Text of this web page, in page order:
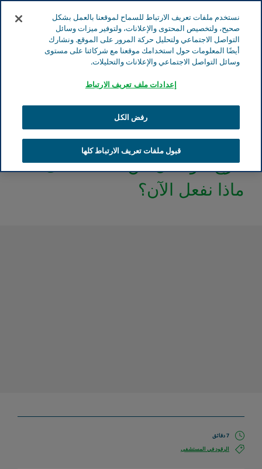
انتقل إلى المحتوى الرئيسي
خرَجَ الوالدان من المستشفى – ماذا نفعل الآن؟
خرَجَ الوالدان من المستشفى –
ماذا نفعل الآن؟
7 دقائق
الرقود في المستشفى
نستخدم ملفات تعريف الارتباط للسماح لموقعنا بالعمل بشكل
صحيح، ولتخصيص المحتوى والإعلانات، ولتوفير ميزات وسائل
التواصل الاجتماعي ولتحليل حركة المرور على الموقع. ونشارك
أيضًا المعلومات حول استخدامك موقعنا مع شركائنا على مستوى
وسائل التواصل الاجتماعي والإعلانات والتحليلات.
إعدادات ملف تعريف الارتباط
رفض الكل
قبول ملفات تعريف الارتباط كلها